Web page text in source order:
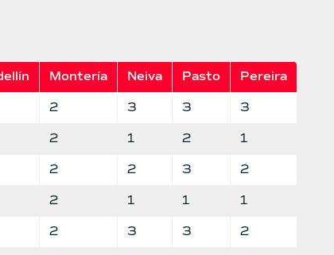
Montería Neiva Pasto Pereira
2 3 3 3
2 1 2 1
2 2 3 2
2 1 1 1
2 3 3 2